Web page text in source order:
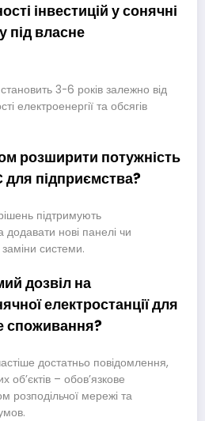
інвестицій у сонячні
під власне
3-6 років залежно від
електроенергії та обсягів
розширити потужність
підприємства?
підтримують
нові панелі чи
системи.
дозвіл на
електростанції для
споживання?
достатньо повідомлення,
– обов’язкове
розподільчої мережі та